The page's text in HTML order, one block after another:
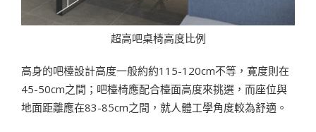
超高吧桌椅高度比例
高身的吧檯設計高度一般約約115-120cm不等，寛度則在
45-50cm之間；吧檯椅應配合檯面高度來挑選，而座位與
地面距離應在83-85cm之間，就人體工學角度較為舒適。